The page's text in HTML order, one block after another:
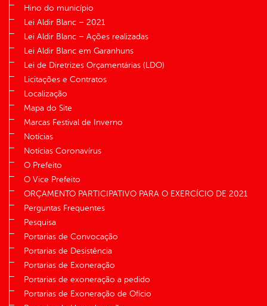
Hino do município
Lei Aldir Blanc – 2021
Lei Aldir Blanc – Ações realizadas
Lei Aldir Blanc em Garanhuns
Lei de Diretrizes Orçamentárias (LDO)
Licitações e Contratos
Localização
Mapa do Site
Marcas Festival de Inverno
Notícias
Notícias Coronavírus
O Prefeito
O Vice Prefeito
ORÇAMENTO PARTICIPATIVO PARA O EXERCÍCIO DE 2021
Perguntas Frequentes
Pesquisa
Portarias de Convocação
Portarias de Desistência
Portarias de Exoneração
Portarias de exoneração a pedido
Portarias de Exoneração de Ofício